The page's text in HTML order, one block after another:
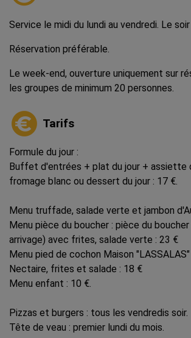
Service le midi du lundi au vendredi. Le
Réservation préférable.
Le week-end, ouverture uniquement sur
les groupes de minimum 20 personnes.
Tarifs
Formule du jour :
Buffet d'entrées + plat du jour + assiette
fromage blanc ou dessert du jour : 17 €.
Menu truffade, salade verte et jambon
Menu pièce du boucher : pièce du
arrivage) avec frites, salade verte : 23 €
Menu pied de cochon Maison
Nectaire, frites et salade : 18 €
Menu enfant : 10 €.
Pizzas et burgers : tous les vendredis soir.
Tête de veau : premier lundi du mois.